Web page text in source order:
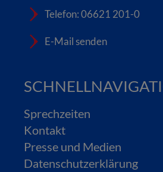
Telefon: 06621 201-0
E-Mail senden
Sprechzeiten
Kontakt
Presse und Medien
Datenschutzerklärung